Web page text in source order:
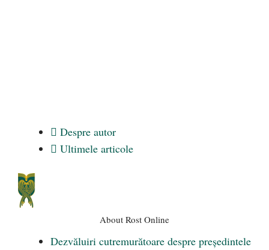
Despre autor
Ultimele articole
About Rost Online
Dezvăluiri cutremurătoare despre președintele